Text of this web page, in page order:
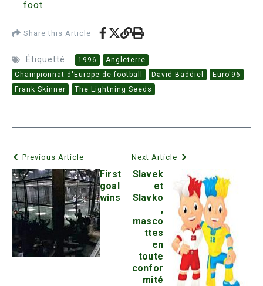
foot
Share this Article
Étiquetté : 1996
Angleterre
Championnat d'Europe de football
David Baddiel
Euro'96
Frank Skinner
The Lightning Seeds
Previous Article
First
goal
wins
Next Article
Slavek
et
Slavko
,
masco
ttes
en
toute
confor
mité